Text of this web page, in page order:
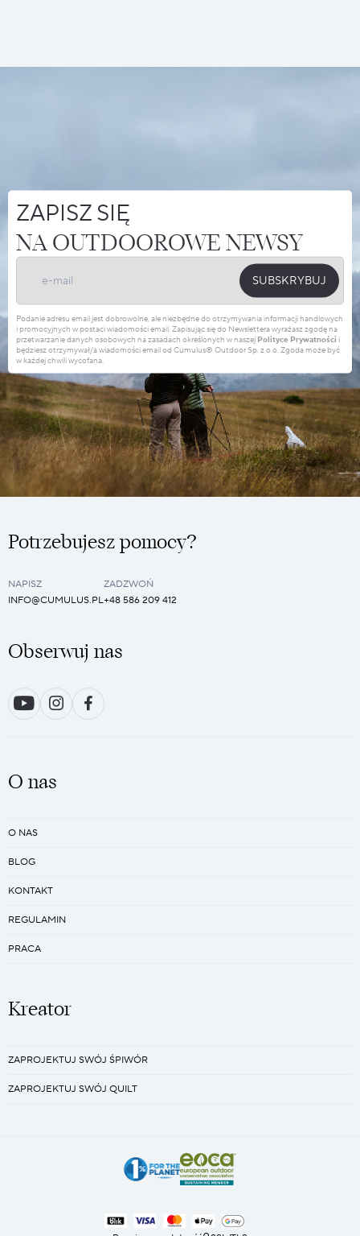
ZAPISZ SIĘ
NA OUTDOOROWE NEWSY
SUBSKRYBUJ
Podanie adresu email jest dobrowolne, ale niezbędne do otrzymywania informacji handlowych
i promocyjnych w postaci wiadomości email. Zapisując się do Newslettera wyrażasz zgodę na
przetwarzanie danych osobowych na zasadach określonych w naszej Polityce Prywatności i
będziesz otrzymywał/a wiadomości email od Cumulus® Outdoor Sp. z o.o. Zgoda może być
w każdej chwili wycofana.
Potrzebujesz pomocy?
NAPISZ
INFO@CUMULUS.PL
ZADZWOŃ
+48 586 209 412
Obserwuj nas
O nas
O NAS
BLOG
KONTAKT
REGULAMIN
PRACA
Kreator
ZAPROJEKTUJ SWÓJ ŚPIWÓR
ZAPROJEKTUJ SWÓJ QUILT